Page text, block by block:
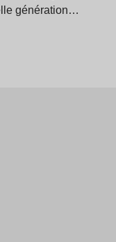
génération…